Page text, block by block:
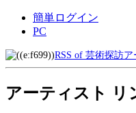
簡単ログイン
PC
RSS of 芸術探訪
アーティスト リ